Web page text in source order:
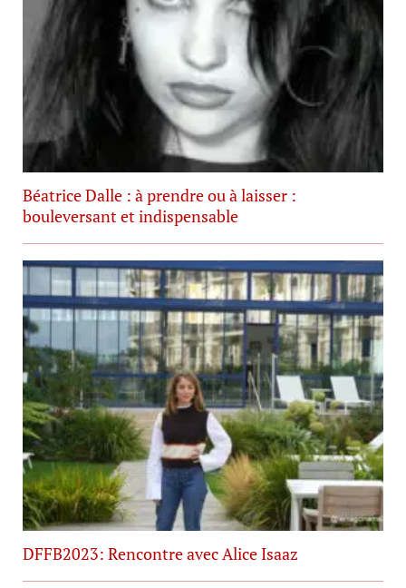
Béatrice Dalle : à prendre ou à laisser :
bouleversant et indispensable
DFFB2023: Rencontre avec Alice Isaaz